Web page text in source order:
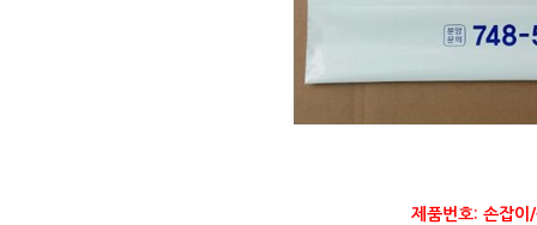
제품번호: 손잡이